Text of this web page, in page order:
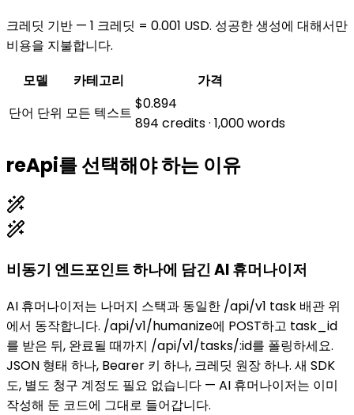
크레딧 기반 — 1 크레딧 = 0.001 USD. 성공한 생성에 대해서만
비용을 지불합니다.
모델
카테고리
가격
단어 단위 모든 텍스트
$0.894
894 credits · 1,000 words
reApi를 선택해야 하는 이유
비동기 엔드포인트 하나에 담긴 AI 휴머나이저
AI 휴머나이저는 나머지 스택과 동일한 /api/v1 task 배관 위
에서 동작합니다. /api/v1/humanize에 POST하고 task_id
를 받은 뒤, 완료될 때까지 /api/v1/tasks/:id를 폴링하세요.
JSON 형태 하나, Bearer 키 하나, 크레딧 원장 하나. 새 SDK
도, 별도 청구 계정도 필요 없습니다 — AI 휴머나이저는 이미
작성해 둔 코드에 그대로 들어갑니다.